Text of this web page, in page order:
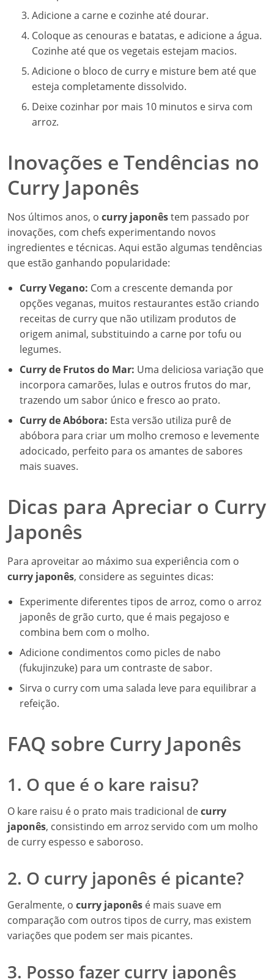
Adicione a carne e cozinhe até dourar.
Coloque as cenouras e batatas, e adicione a água.
Cozinhe até que os vegetais estejam macios.
Adicione o bloco de curry e misture bem até que
esteja completamente dissolvido.
Deixe cozinhar por mais 10 minutos e sirva com
arroz.
Inovações e Tendências no
Curry Japonês
Nos últimos anos, o curry japonêstem passado por
inovações, com chefs experimentando novos
ingredientes e técnicas. Aqui estão algumas tendências
que estão ganhando popularidade:
Curry Vegano: Com a crescente demanda por
opções veganas, muitos restaurantes estão criando
receitas de curry que não utilizam produtos de
origem animal, substituindo a carne por tofu ou
legumes.
Curry de Frutos do Mar: Uma deliciosa variação que
incorpora camarões, lulas e outros frutos do mar,
trazendo um sabor único e fresco ao prato.
Curry de Abóbora: Esta versão utiliza purê de
abóbora para criar um molho cremoso e levemente
adocicado, perfeito para os amantes de sabores
mais suaves.
Dicas para Apreciar o Curry
Japonês
Para aproveitar ao máximo sua experiência com o
curry japonês, considere as seguintes dicas:
Experimente diferentes tipos de arroz, como o arroz
japonês de grão curto, que é mais pegajoso e
combina bem com o molho.
Adicione condimentos como picles de nabo
(fukujinzuke) para um contraste de sabor.
Sirva o curry com uma salada leve para equilibrar a
refeição.
FAQ sobre Curry Japonês
1. O que é o kare raisu?
O kare raisu é o prato mais tradicional decurry
japonês, consistindo em arroz servido com um molho
de curry espesso e saboroso.
2. O curry japonês é picante?
Geralmente, o curry japonês é mais suave em
comparação com outros tipos de curry, mas existem
variações que podem ser mais picantes.
3. Posso fazer curry japonês